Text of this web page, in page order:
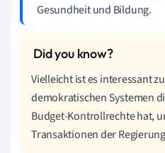
Gesundheit und Bildung.
Vielleicht ist es interessant
demokratischen Systemen
Budget-Kontrollrechte hat,
Transaktionen der